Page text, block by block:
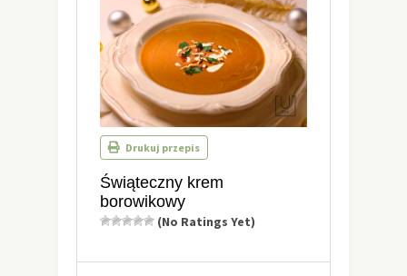
Drukuj przepis
Świąteczny krem
borowikowy
(No Ratings Yet)